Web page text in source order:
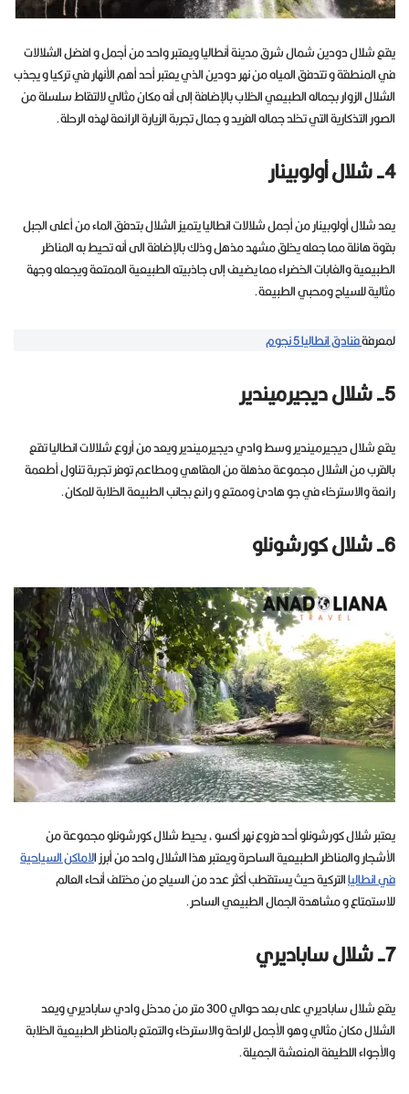
يقع شلال دودين شمال شرق مدينة أنطاليا ويعتبر واحد من أجمل و افضل الشلالات
في المنطقة و تتدفق المياه من نهر دودين الذي يعتبر أحد أهم الأنهار في تركيا و يجذب
الشلال الزوار بجماله الطبيعي الخلاب بالإضافة إلى أنه مكان مثالي لالتقاط سلسلة من
الصور التذكارية التي تخلد جماله الفريد و جمال تجربة الزيارة الرائعة لهذه الرحلة.
4- شلال أولوبينار
يعد شلال أولوبينار من أجمل شلالات انطاليا يتميز الشلال بتدفق الماء من أعلى الجبل
بقوة هائلة مما جعله يخلق مشهد مذهل وذلك بالإضافة الى أنه تحيط به المناظر
الطبيعية والغابات الخضراء مما يضيف إلى جاذبيته الطبيعية الممتعة ويجعله وجهة
مثالية للسياح ومحبي الطبيعة.
لمعرفةفنادق انطاليا 5 نجوم
5- شلال ديجيرميندير
يقع شلال ديجيرميندير وسط وادي ديجيرميندير ويعد من أروع شلالات انطاليا تقع
بالقرب من الشلال مجموعة مذهلة من المقاهي ومطاعم توفر تجربة تناول أطعمة
رائعة والاسترخاء في جو هادئ وممتع و رائع بجانب الطبيعة الخلابة للمكان.
6- شلال كورشونلو
يعتبر شلال كورشونلو أحد فروع نهر أكسو ، يحيط شلال كورشونلو مجموعة من
الأشجار والمناظر الطبيعية الساحرة ويعتبر هذا الشلال واحد من أبرز الاماكن السياحية
في انطالياالتركية حيث يستقطب أكثر عدد من السياح من مختلف أنحاء العالم
للاستمتاع و مشاهدة الجمال الطبيعي الساحر.
7- شلال ساباديري
يقع شلال ساباديري على بعد حوالي 300 متر من مدخل وادي ساباديري ويعد
الشلال مكان مثالي وهو الأجمل للراحة والاسترخاء والتمتع بالمناظر الطبيعية الخلابة
والأجواء اللطيفة المنعشة الجميلة.